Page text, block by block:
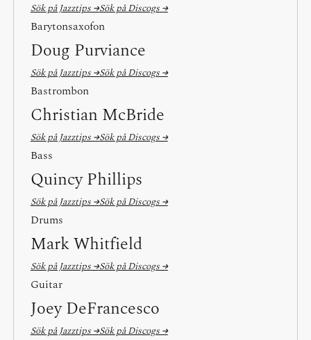
Sök på Jazztips →Sök på Discogs →
Barytonsaxofon
Doug Purviance
Sök på Jazztips →Sök på Discogs →
Bastrombon
Christian McBride
Sök på Jazztips →Sök på Discogs →
Bass
Quincy Phillips
Sök på Jazztips →Sök på Discogs →
Drums
Mark Whitfield
Sök på Jazztips →Sök på Discogs →
Guitar
Joey DeFrancesco
Sök på Jazztips →Sök på Discogs →